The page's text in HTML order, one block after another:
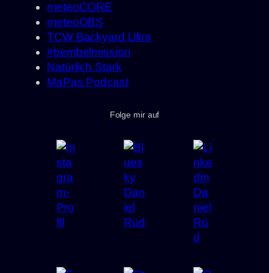
meteoCORE
meteoOBS
TCW Backyard Ultra
#bembelmission
Natürlich Stark
MaPas Podcast
Folge mir auf